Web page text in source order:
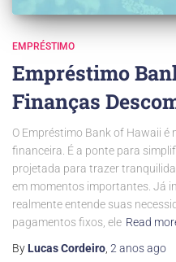
EMPRÉSTIMO
Empréstimo
Finanças
O Empréstimo Bank of Hawaii é
financeira. É a ponte para
projetada para trazer
em momentos importantes. Já
realmente entende suas
pagamentos fixos, ele Read
By Lucas Cordeiro 2 anosago